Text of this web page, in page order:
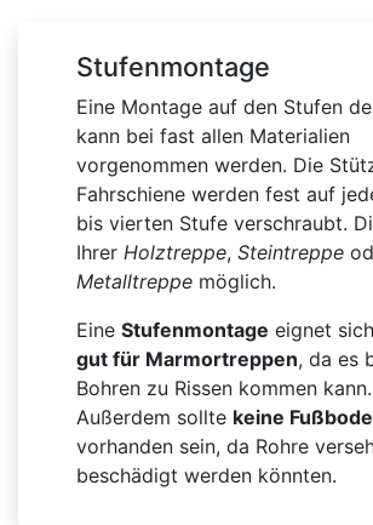
Stufenmontage
Eine Montage auf den Stufen
kann bei fast allen Materialien
vorgenommen werden. Die
Fahrschiene werden fest auf
bis vierten Stufe verschraubt.
Ihrer Holztreppe, Steintreppe
Metalltreppe möglich.
Eine Stufenmontage eignet sich
gut für Marmortreppen, da es
Bohren zu Rissen kommen kann.
Außerdem sollte keine
vorhanden sein, da Rohre
beschädigt werden könnten.